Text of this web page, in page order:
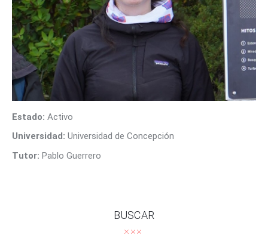
COMUNICACIONES
CONTACTO
Estado: Activo
Universidad: Universidad de Concepción
Tutor: Pablo Guerrero
BUSCAR